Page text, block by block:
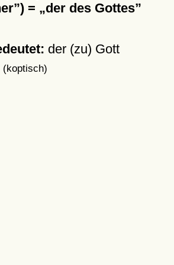
) = der des Gottes
der (zu) Gott
(koptisch)